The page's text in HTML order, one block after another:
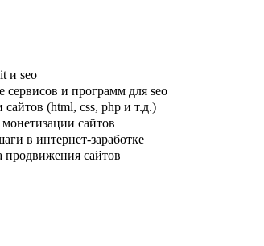
и seo
сервисов и программ для seo
сайтов (html, css, php и т.д.)
сайтов
в интернет-заработке
продвижения сайтов